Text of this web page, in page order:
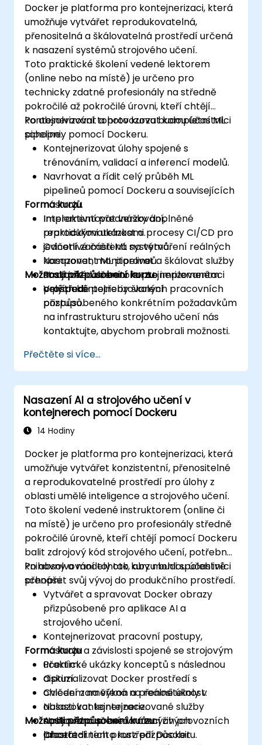
Docker je platforma pro kontejnerizaci, která
umožňuje vytvářet reprodukovatelná,
přenositelná a škálovatelná prostředí určená
k nasazení systémů strojového učení.
Toto praktické školení vedené lektorem
(online nebo na místě) je určeno pro
technicky zdatné profesionály na středně
pokročilé až pokročilé úrovni, kteří chtějí
kontejnerizovat a provozovat kompletní ML
pipeliney pomocí Dockeru.
Po absolvování tohoto kurzu budou účastníci
schopni:
Kontejnerizovat úlohy spojené s
trénováním, validací a inferencí modelů.
Navrhovat a řídit celý průběh ML
pipelineů pomocí Dockeru a souvisejících
nástrojů.
Implementovat verzování,
reprodukovatelnost a procesy CI/CD pro
jednotlivé části ML systémů.
Nasazovat, monitorovat a škálovat služby
strojového učení v kontejnerizovaném
prostředí.
Forma kurzu
Interaktivní přednášky doplněné
praktickými ukázkami.
Cvičení zaměřená na vytváření reálných
komponent ML pipelineů.
Praktické laboratoře pro implementaci
celých kontejnerizovaných pracovních
postupů.
Možnosti přizpůsobení kurzu
V případě potřeby školení
přizpůsobeného konkrétním požadavkům
na infrastrukturu strojového učení nás
kontaktujte, abychom probrali možnosti.
Přečtěte si více...
Nasazení AI a strojového učení v
kontejnerech pomocí Dockeru
14 Hodiny
Docker je platforma pro kontejnerizaci, která
umožňuje vytvářet konzistentní, přenositelné
a reprodukovatelné prostředí pro úlohy z
oblasti umělé inteligence a strojového učení.
Toto školení vedené instruktorem (online či
na místě) je určeno pro profesionály středně
pokročilé úrovně, kteří chtějí pomocí Dockeru
balit zdrojový kód strojového učení, potřebné
knihovny a modely tak, aby mohli spolehlivě
přenášet svůj vývoj do produkčního prostředí.
Po absolvování tohoto kurzu budou účastníci
schopni:
Vytvářet a spravovat Docker obrazy
přizpůsobené pro aplikace AI a
strojového učení.
Kontejnerizovat pracovní postupy,
nástroje a závislosti spojené se strojovým
učením.
Optimalizovat Docker prostředí s
ohledem na výkon a přenositelnost.
Nasazovat kontejnerizované služby
strojového učení do různých provozních
prostředí.
Forma kurzu
Praktické ukázky konceptů s následnou
diskuzí.
Cvičení zaměřená na reálné úkoly v
oblasti kontejnerizace.
Aplikovaná praxe v rámci živých
laboratorních prostředí Dockeru.
Možnosti přizpůsobení kurzu
Chcete-li tento kurz přizpůsobit